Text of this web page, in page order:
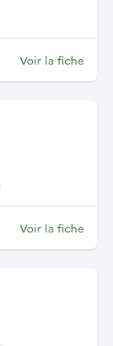
Voir la fiche
Voir la fiche